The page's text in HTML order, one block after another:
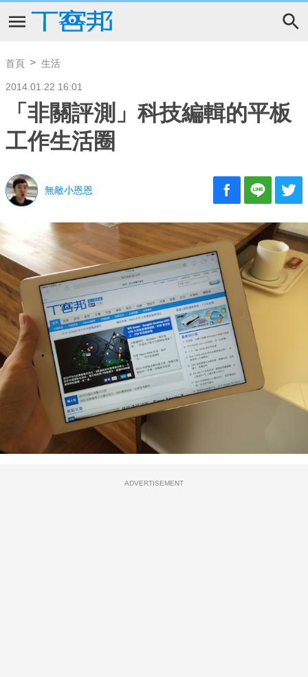
首頁 生活
2014.01.22 16:01
「非關評測」科技編輯的平板
工作生活圈
無敵小恩恩
ADVERTISEMENT